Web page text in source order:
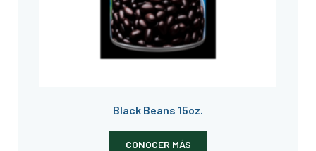
Black Beans 15oz.
CONOCER MÁS